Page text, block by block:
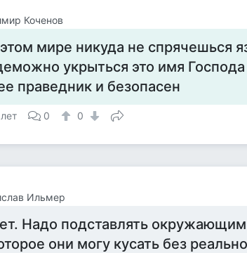
Коченов
мире никуда не спрячешься
укрыться это имя
праведник и безопасен
0 0
Ильмер
Надо подставлять окружающим
они могу кусать без